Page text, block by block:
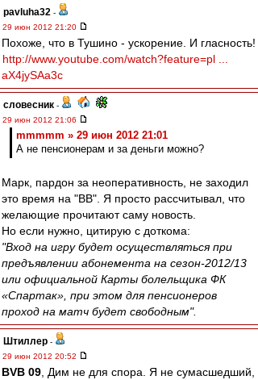
pavluha32 -
29 июн 2012 21:20
Похоже, что в Тушино - ускорение. И гласность!
http://www.youtube.com/watch?feature=pl ...
aX4jySAa3c
словесник -
29 июн 2012 21:06
mmmmm » 29 июн 2012 21:01
А не пенсионерам и за деньги можно?
Марк, пардон за неоперативность, не заходил
это время на "ВВ". Я просто рассчитывал, что
желающие прочитают саму новость.
Но если нужно, цитирую с доткома:
"Вход на игру будет осуществляться при
предъявлении абонемента на сезон-2012/13
или официальной Карты болельщика ФК
«Спартак», при этом для пенсионеров
проход на матч будет свободным".
Штиллер -
29 июн 2012 20:52
BVB 09 , Дим не для спора. Я не сумасшедший,